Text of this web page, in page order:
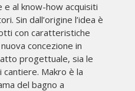
e al know-how acquisiti
Sin dall’origine l’idea è
con caratteristiche
concezione in
progettuale, sia le
Makro è la
del bagno a